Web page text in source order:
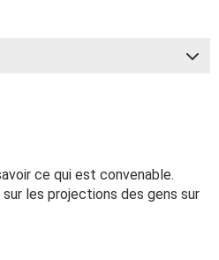
ce qui est convenable.
les projections des gens sur